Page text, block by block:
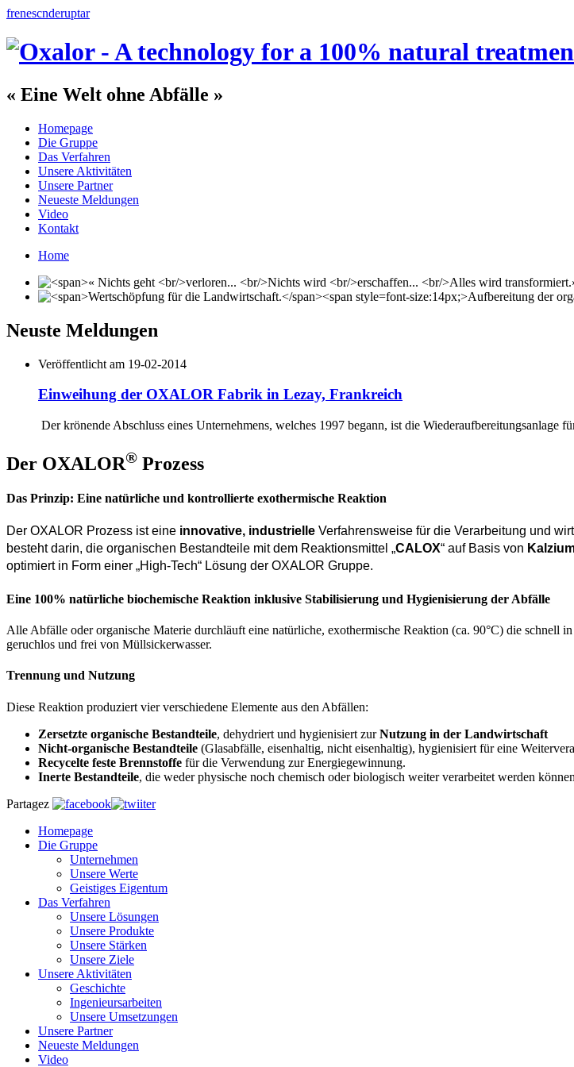
frenescnderuptar
« Eine Welt ohne Abfälle »
Homepage
Die Gruppe
Das Verfahren
Unsere Aktivitäten
Unsere Partner
Neueste Meldungen
Video
Kontakt
Home
Neuste Meldungen
Veröffentlicht am 19-02-2014
Einweihung der OXALOR Fabrik in Lezay, Frankreich
Der krönende Abschluss eines Unternehmens, welches 1997 begann, ist die
Der OXALOR® Prozess
Das Prinzip: Eine natürliche und kontrollierte exothermische Reaktion
Der OXALOR Prozess ist eine innovative, industrielle Verfahrensweise für die Verarbeitung und
besteht darin, die organischen Bestandteile mit dem Reaktionsmittel „CALOX“ auf Basis von
optimiert in Form einer „High-Tech“ Lösung der OXALOR Gruppe.
Eine 100% natürliche biochemische Reaktion inklusive Stabilisierung und Hygienisierung der Abfälle
Alle Abfälle oder organische Materie durchläuft eine natürliche, exothermische Reaktion (ca. 90°C) die
geruchlos und frei von Müllsickerwasser.
Trennung und Nutzung
Diese Reaktion produziert vier verschiedene Elemente aus den Abfällen:
Zersetzte organische Bestandteile, dehydriert und hygienisiert zurNutzung in der Landwirtschaft
Nicht-organische Bestandteile (Glasabfälle, eisenhaltig, nicht eisenhaltig), hygienisiert für eine
Recycelte feste Brennstoffe für die Verwendung zur Energiegewinnung.
Inerte Bestandteile, die weder physische noch chemisch oder biologisch weiter verarbeitet werden
Partagez
Homepage
Die Gruppe
Unternehmen
Unsere Werte
Geistiges Eigentum
Das Verfahren
Unsere Lösungen
Unsere Produkte
Unsere Stärken
Unsere Ziele
Unsere Aktivitäten
Geschichte
Ingenieursarbeiten
Unsere Umsetzungen
Unsere Partner
Neueste Meldungen
Video